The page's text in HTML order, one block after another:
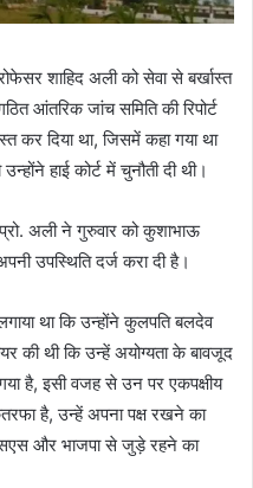
शाहिद अली को सेवा से बर्खास्त
आंतरिक जांच समिति की रिपोर्ट
कर दिया था, जिसमें कहा गया था
हाई कोर्ट में चुनौती दी थी।
प्रो. अली ने गुरुवार को कुशाभाऊ
उपस्थिति दर्ज करा दी है।
था कि उन्होंने कुलपति बलदेव
की थी कि उन्हें अयोग्यता के बावजूद
है, इसी वजह से उन पर एकपक्षीय
है, उन्हें अपना पक्ष रखने का
और भाजपा से जुड़े रहने का